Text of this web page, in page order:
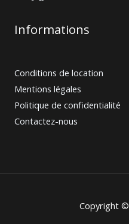
Informations
Conditions de location
Mentions légales
Politique de confidentialité
Contactez-nous
Copyright